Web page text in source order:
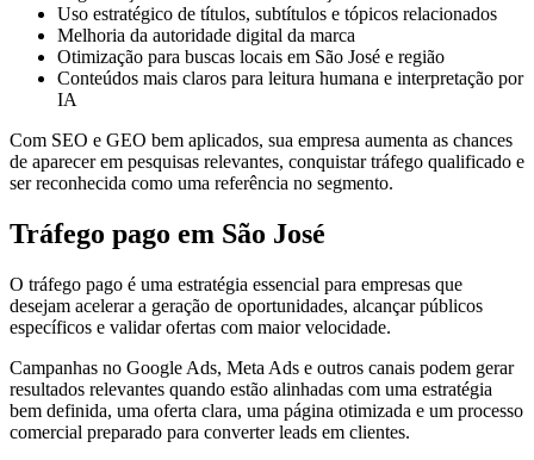
Uso estratégico de títulos, subtítulos e tópicos relacionados
Melhoria da autoridade digital da marca
Otimização para buscas locais em São José e região
Conteúdos mais claros para leitura humana e interpretação por
IA
Com SEO e GEO bem aplicados, sua empresa aumenta as chances
de aparecer em pesquisas relevantes, conquistar tráfego qualificado e
ser reconhecida como uma referência no segmento.
Tráfego pago em São José
O tráfego pago é uma estratégia essencial para empresas que
desejam acelerar a geração de oportunidades, alcançar públicos
específicos e validar ofertas com maior velocidade.
Campanhas no Google Ads, Meta Ads e outros canais podem gerar
resultados relevantes quando estão alinhadas com uma estratégia
bem definida, uma oferta clara, uma página otimizada e um processo
comercial preparado para converter leads em clientes.